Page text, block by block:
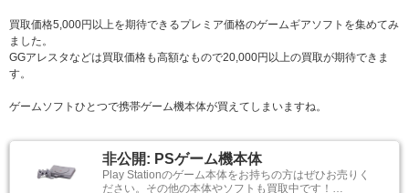
買取価格5,000円以上を期待できるプレミア価格のゲームギアソフトを集めてみ
ました。
GGアレスタなどは買取価格も高額なもので20,000円以上の買取が期待できま
す。
ゲームソフトひとつで携帯ゲーム機本体が買えてしまいますね。
非公開: PSゲーム機本体
Play Stationのゲーム本体をお持ちの方はぜひお売りく
ださい。その他の本体やソフトも買取中です！…